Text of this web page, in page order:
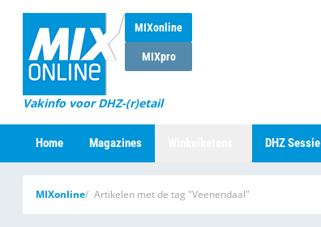
MIXonline
MIXpro
Vakinfo voor DHZ-(r)etail
Home Magazines DHZ Sessie
MIXonline Artikelen met de tag "Veenendaal"